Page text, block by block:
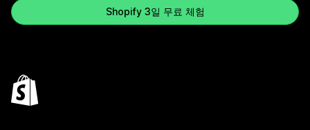
Shopify 3일 무료 체험